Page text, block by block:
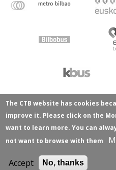
The CTB website has cookies
improve it. Please click on the
want to learn more. You can
not want to browse with them
Accept No, thanks